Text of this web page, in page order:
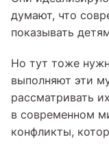
думают, что
показывать
Но тут тоже
выполняют эти
рассматривать
в современном
конфликты,